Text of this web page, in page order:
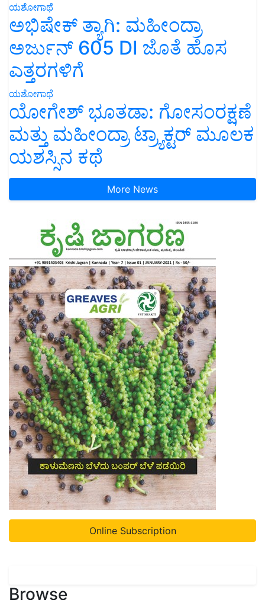
ಯಶೋಗಾಥೆ
ಅಭಿಷೇಕ್ ತ್ಯಾಗಿ: ಮಹೀಂದ್ರಾ
ಅರ್ಜುನ್ 605 DI ಜೊತೆ ಹೊಸ
ಎತ್ತರಗಳಿಗೆ
ಯಶೋಗಾಥೆ
ಯೋಗೇಶ್ ಭೂತಡಾ: ಗೋಸಂರಕ್ಷಣೆ
ಮತ್ತು ಮಹೀಂದ್ರಾ ಟ್ರ್ಯಾಕ್ಟರ್ ಮೂಲಕ
ಯಶಸ್ಸಿನ ಕಥೆ
More News
Online Subscription
Browse